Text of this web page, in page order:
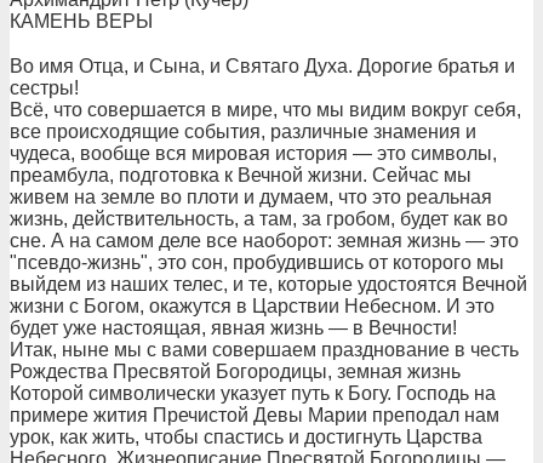
КАМЕНЬ ВЕРЫ
Во имя Отца, и Сына, и Святаго Духа. Дорогие братья и
сестры!
Всё, что совершается в мире, что мы видим вокруг себя,
все происходящие события, различные знамения и
чудеса, вообще вся мировая история — это символы,
преамбула, подготовка к Вечной жизни. Сейчас мы
живем на земле во плоти и думаем, что это реальная
жизнь, действительность, а там, за гробом, будет как во
сне. А на самом деле все наоборот: земная жизнь — это
"псевдо-жизнь", это сон, пробудившись от которого мы
выйдем из наших телес, и те, которые удостоятся Вечной
жизни с Богом, окажутся в Царствии Небесном. И это
будет уже настоящая, явная жизнь — в Вечности!
Итак, ныне мы с вами совершаем празднование в честь
Рождества Пресвятой Богородицы, земная жизнь
Которой символически указует путь к Богу. Господь на
примере жития Пречистой Девы Марии преподал нам
урок, как жить, чтобы спастись и достигнуть Царства
Небесного. Жизнеописание Пресвятой Богородицы —